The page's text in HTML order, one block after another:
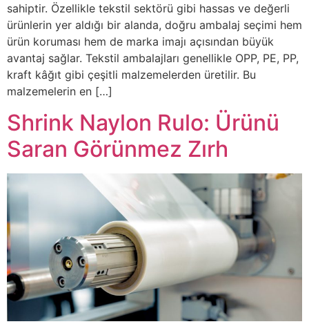
sahiptir. Özellikle tekstil sektörü gibi hassas ve değerli
ürünlerin yer aldığı bir alanda, doğru ambalaj seçimi hem
ürün koruması hem de marka imajı açısından büyük
avantaj sağlar. Tekstil ambalajları genellikle OPP, PE, PP,
kraft kâğıt gibi çeşitli malzemelerden üretilir. Bu
malzemelerin en […]
Shrink Naylon Rulo: Ürünü
Saran Görünmez Zırh